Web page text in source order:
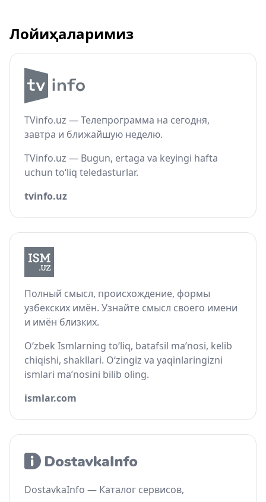
Лойиҳаларимиз
TVinfo.uz — Телепрограмма на сегодня,
завтра и ближайшую неделю.
TVinfo.uz — Bugun, ertaga va keyingi hafta
uchun to‘liq teledasturlar.
tvinfo.uz
Полный смысл, происхождение, формы
узбекских имён. Узнайте смысл своего имени
и имён близких.
O‘zbek Ismlarning to‘liq, batafsil ma’nosi, kelib
chiqishi, shakllari. O‘zingiz va yaqinlaringizni
ismlari ma’nosini bilib oling.
ismlar.com
DostavkaInfo — Каталог сервисов,